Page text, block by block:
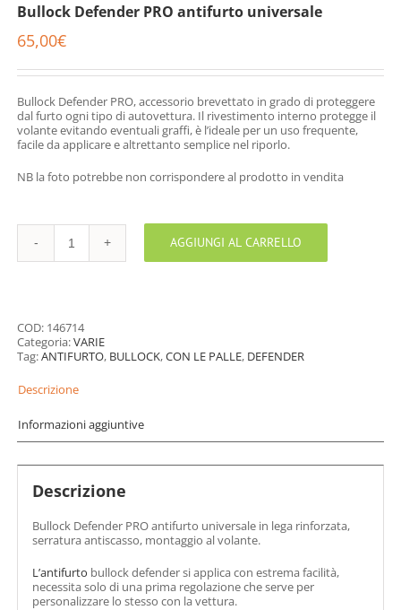
Bullock Defender PRO antifurto universale
65,00€
Bullock Defender PRO, accessorio brevettato in grado di proteggere
dal furto ogni tipo di autovettura. Il rivestimento interno protegge il
volante evitando eventuali graffi, è l’ideale per un uso frequente,
facile da applicare e altrettanto semplice nel riporlo.
NB la foto potrebbe non corrispondere al prodotto in vendita
Bullock
Defender
quantità
AGGIUNGI AL CARRELLO
COD: 146714
Categoria:VARIE
Tag:ANTIFURTO, BULLOCK,CON LE PALLE, DEFENDER
Descrizione
Informazioni aggiuntive
Descrizione
Bullock Defender PRO antifurto universale in lega rinforzata,
serratura antiscasso, montaggio al volante.
L’antifurto bullock defender si applica con estrema facilità,
necessita solo di una prima regolazione che serve per
personalizzare lo stesso con la vettura.